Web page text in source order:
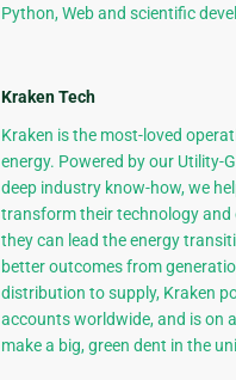
Python, Web and scientific
Kraken Tech
Kraken is the most-loved
energy. Powered by our Utility-
deep industry know-how, we
transform their technology and
they can lead the energy
better outcomes from
distribution to supply, Kraken
accounts worldwide, and is on
make a big, green dent in the